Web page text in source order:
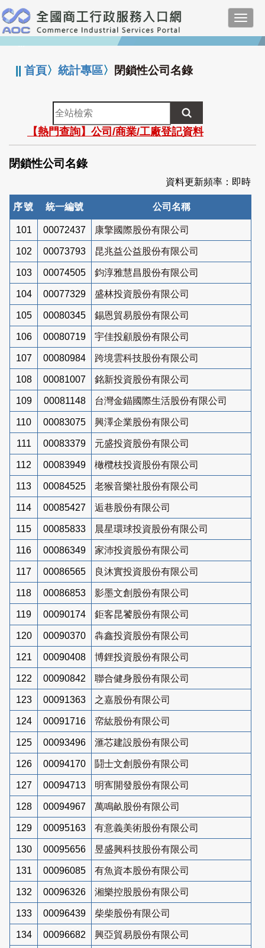
跳
到
主
要
:::
||首頁〉統計專區〉 閉鎖性公司名錄
全
站
檢
索
【熱門查詢】公司/商業/工廠登記資料
閉鎖性公司名錄
資料更新頻率：即時
序號 統一編號 公司名稱
101 00072437 康擎國際股份有限公司
102 00073793 昆兆益公益股份有限公司
103 00074505 鈞淳雅慧昌股份有限公司
104 00077329 盛林投資股份有限公司
105 00080345 錫恩貿易股份有限公司
106 00080719 宇佳投顧股份有限公司
107 00080984 跨境雲科技股份有限公司
108 00081007 銘新投資股份有限公司
109 00081148 台灣金錨國際生活股份有限公司
110 00083075 興澤企業股份有限公司
111 00083379 元盛投資股份有限公司
112 00083949 橄欖枝投資股份有限公司
113 00084525 老猴音樂社股份有限公司
114 00085427 逅巷股份有限公司
115 00085833 晨星環球投資股份有限公司
116 00086349 家沛投資股份有限公司
117 00086565 良沐實投資股份有限公司
118 00086853 影墨文創股份有限公司
119 00090174 鉅客昆饕股份有限公司
120 00090370 犇鑫投資股份有限公司
121 00090408 博鋰投資股份有限公司
122 00090842 聯合健身股份有限公司
123 00091363 之嘉股份有限公司
124 00091716 帟紘股份有限公司
125 00093496 滙芯建設股份有限公司
126 00094170 鬪士文創股份有限公司
127 00094713 明寯開發股份有限公司
128 00094967 萬鳴畝股份有限公司
129 00095163 有意義美術股份有限公司
130 00095656 昱盛興科技股份有限公司
131 00096085 有魚資本股份有限公司
132 00096326 湘樂控股股份有限公司
133 00096439 柴柴股份有限公司
134 00096682 興亞貿易股份有限公司